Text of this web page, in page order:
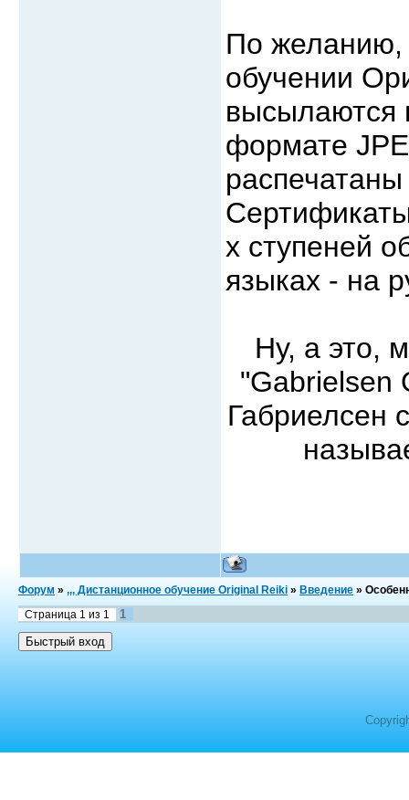
По желанию,
обучении
высылаются
формате
х ступеней
языках - на
Ну, а это,
"Gabrielsen
Габриелсен
Форум » ,,, Дистанционное обучение Original Reiki » Введение »
Страница 1 из 1 1